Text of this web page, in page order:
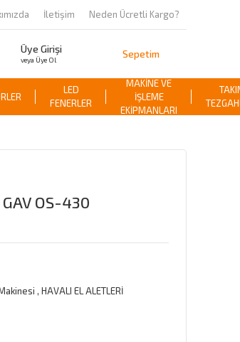
İletişim Neden Ücretli Kargo?
Üye Girişi
veya Üye Ol Sepetim
LED
FENERLER
MAKİNE VE
İŞLEME
EKİPMANLARI
OS-430
, HAVALI EL ALETLERİ